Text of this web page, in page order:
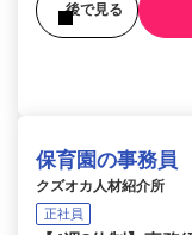
後で見る
保育園の事務員
クズオカ人材紹介所
正社員